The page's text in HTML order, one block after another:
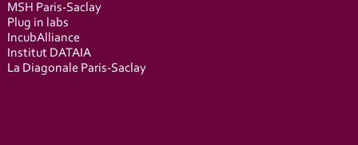
MSH Paris-Saclay
Plug in labs
IncubAlliance
Institut DATAIA
La Diagonale Paris-Saclay